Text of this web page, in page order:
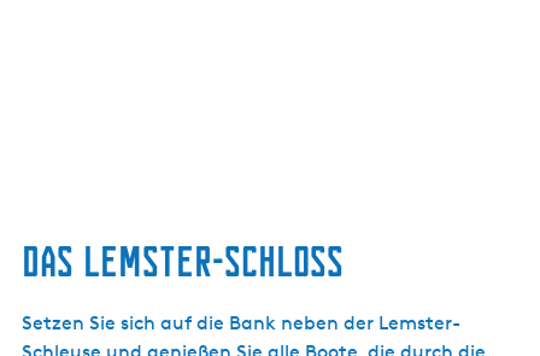
Das Lemster-Schloss
Setzen Sie sich auf die Bank neben der Lemster-